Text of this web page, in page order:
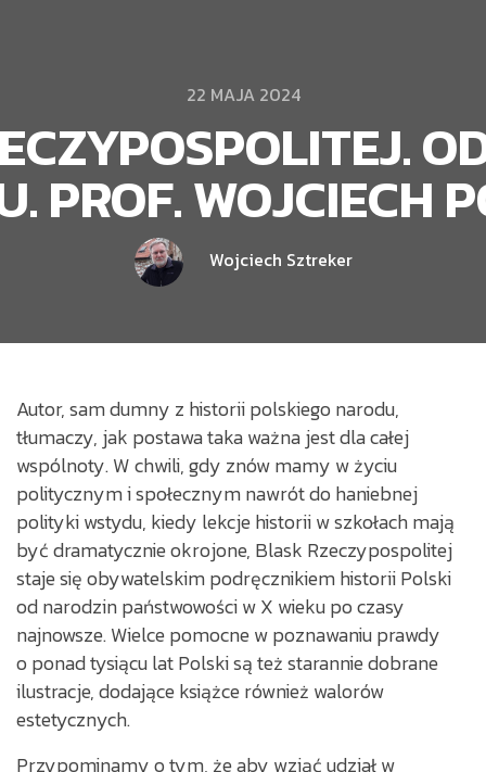
22 MAJA 2024
PROF. WOJCIECH
Wojciech Sztreker
Autor, sam dumny z historii polskiego narodu,
tłumaczy, jak postawa taka ważna jest dla całej
wspólnoty. W chwili, gdy znów mamy w życiu
politycznym i społecznym nawrót do haniebnej
polityki wstydu, kiedy lekcje historii w szkołach mają
być dramatycznie okrojone, Blask Rzeczypospolitej
staje się obywatelskim podręcznikiem historii Polski
od narodzin państwowości w X wieku po czasy
najnowsze. Wielce pomocne w poznawaniu prawdy
o ponad tysiącu lat Polski są też starannie dobrane
ilustracje, dodające książce również walorów
estetycznych.
Przypominamy o tym, że aby wziąć udział w